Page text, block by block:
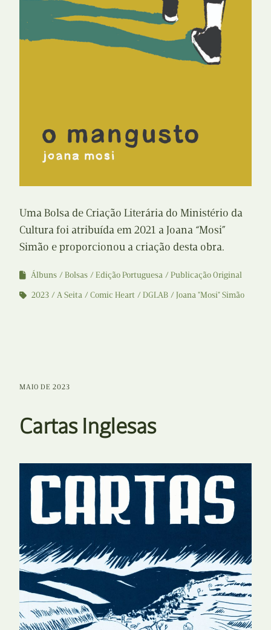
Uma Bolsa de Criação Literária do Ministério da
Cultura foi atribuída em 2021 a Joana “Mosi”
Simão e proporcionou a criação desta obra.
Álbuns Bolsas Edição Portuguesa
Publicação Original
2023
A Seita Comic Heart DGLAB Joana "Mosi" Simão
MAIO DE 2023
Cartas Inglesas